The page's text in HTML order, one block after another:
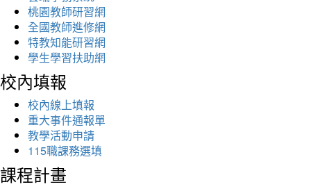
桃園教師研習網
全國教師進修網
特教知能研習網
學生學習扶助網
校內填報
校內線上填報
重大事件通報單
教學活動申請
115職課務選填
課程計畫